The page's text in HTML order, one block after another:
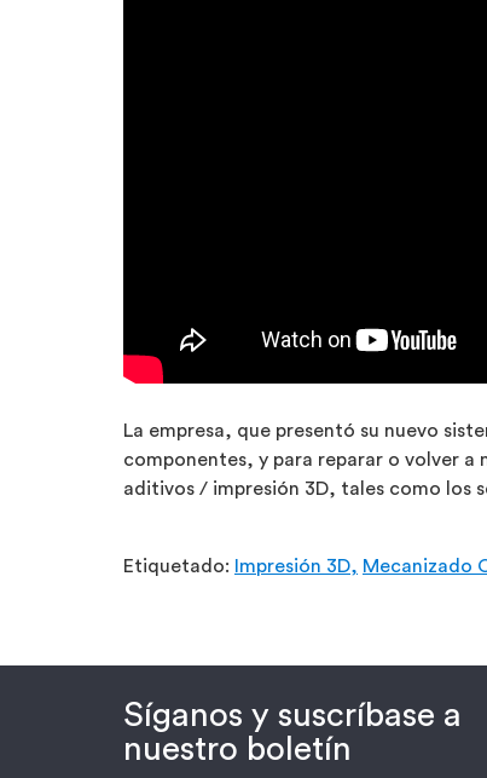
La empresa, que presentó su nuevo
componentes, y para reparar o volver
aditivos / impresión 3D, tales como los
Etiquetado: Impresión 3D, Mecanizado
Síganos y suscríbase a
nuestro boletín